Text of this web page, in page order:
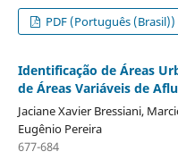
PDF (Português (Brasil))
Identificação de Áreas
de Áreas Variáveis de
Jaciane Xavier Bressiani,
Eugênio Pereira
677-684